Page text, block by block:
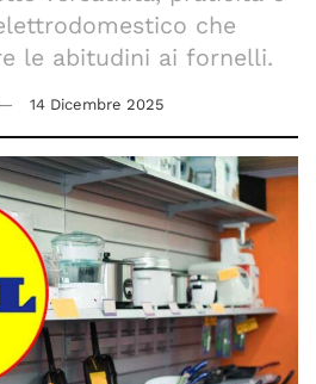
che
le abitudini ai fornelli.
14 Dicembre 2025